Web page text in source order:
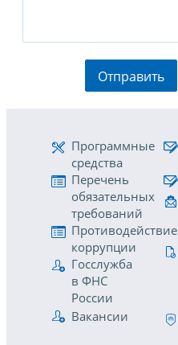
Отправить
Программные
средства
Перечень
обязательных
требований
Противодействие
коррупции
Госслужба
в ФНС
России
Вакансии